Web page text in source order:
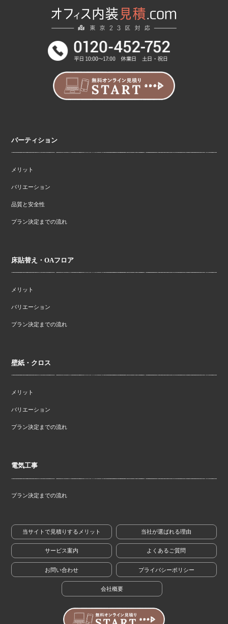
パーティション
メリット
バリエーション
品質と安全性
プラン決定までの流れ
床貼替え・OAフロア
メリット
バリエーション
プラン決定までの流れ
壁紙・クロス
メリット
バリエーション
プラン決定までの流れ
電気工事
プラン決定までの流れ
当サイトで見積りするメリット 当社が選ばれる理由
サービス案内 よくあるご質問
お問い合わせ プライバシーポリシー
会社概要